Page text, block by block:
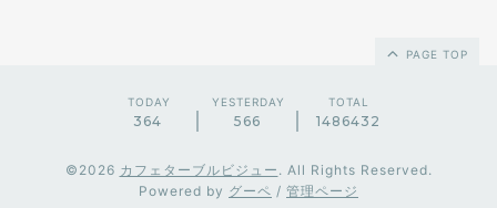
PAGE TOP
TODAY
364
YESTERDAY
566
TOTAL
1486432
©2026 カフェターブルビジュー . All Rights Reserved.
Powered by グーペ / 管理ページ